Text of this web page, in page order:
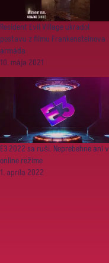
Resident Evil Village ukradol
postavu z filmu Frankensteinova
armáda
10. mája 2021
E3 2022 sa ruší. Neprebehne ani v
online režime
1. apríla 2022